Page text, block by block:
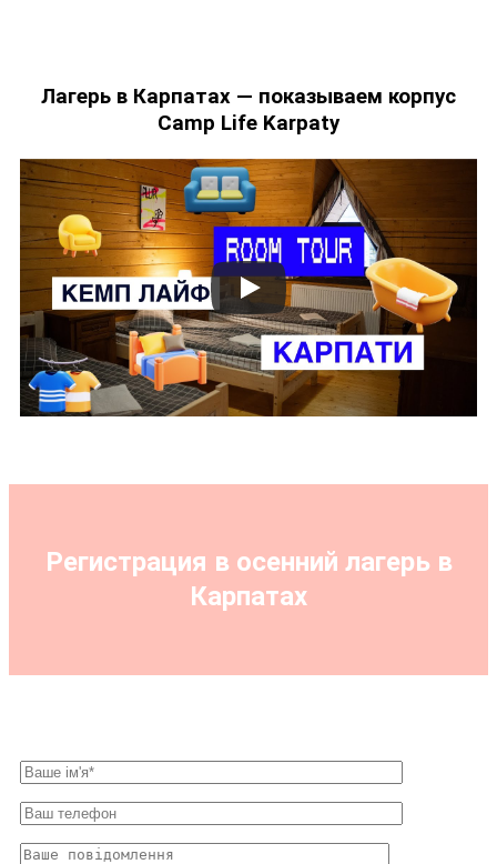
Лагерь в Карпатах — показываем корпус
Camp Life Karpaty
Регистрация в осенний лагерь в
Карпатах